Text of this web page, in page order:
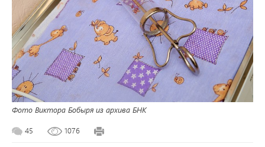
Фото Виктора Бобыря из архива БНК
45 1076